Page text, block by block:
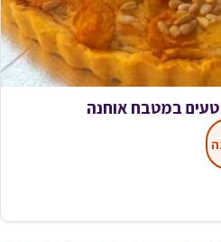
במטבח אוחנה